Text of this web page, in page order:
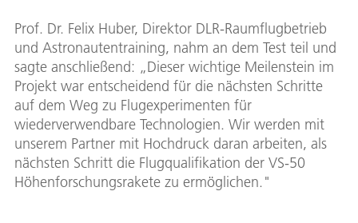
Prof. Dr. Felix Huber, Direktor DLR-Raumflugbetrieb
und Astronautentraining, nahm an dem Test teil und
sagte anschließend: „Dieser wichtige Meilenstein im
Projekt war entscheidend für die nächsten Schritte
auf dem Weg zu Flugexperimenten für
wiederverwendbare Technologien. Wir werden mit
unserem Partner mit Hochdruck daran arbeiten, als
nächsten Schritt die Flugqualifikation der VS-50
Höhenforschungsrakete zu ermöglichen."